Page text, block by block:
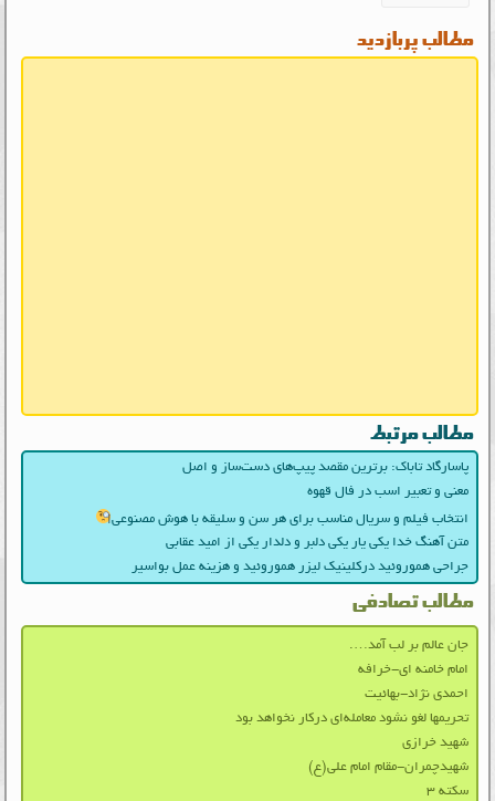
مطالب پربازدید
مطالب مرتبط
پاسارگاد تاباک: برترین مقصد پیپ‌های دست‌ساز و اصل
معنی و تعبیر اسب در فال قهوه
انتخاب فیلم و سریال مناسب برای هر سن و سلیقه با هوش مصنوعی
متن آهنگ خدا یکی یار یکی دلبر و دلدار یکی از امید عقابی
جراحی هموروئید درکلینیک لیزر هموروئید و هزینه عمل بواسیر
مطالب تصادفی
جان عالم بر لب آمد….
امام خامنه ای-خرافه
احمدی نژاد-بهائیت
تحریمها لغو نشود معامله‌ای درکار نخواهد بود
شهید خرازی
شهیدچمران-مقام امام علی(ع)
سکته ۳